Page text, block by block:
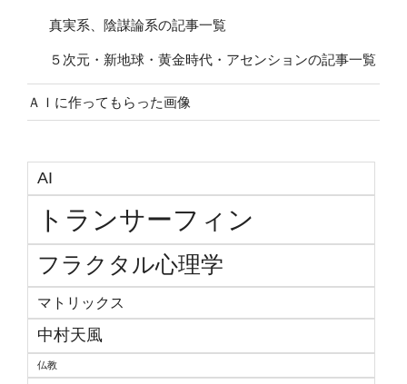
真実系、陰謀論系の記事一覧
５次元・新地球・黄金時代・アセンションの記事一覧
ＡＩに作ってもらった画像
AI
トランサーフィン
フラクタル心理学
マトリックス
中村天風
仏教